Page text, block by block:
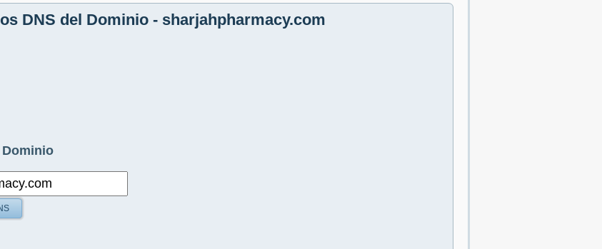
DNS del Dominio - sharjahpharmacy.com